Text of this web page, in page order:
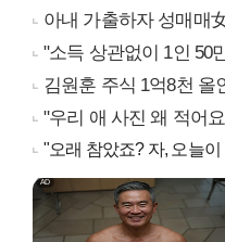
아내 가출하자 성매매
"소득 상관없이 1인 50
김원훈 주식 1억8천
"우리 애 사진 왜 적어
"오래 참았죠? 자, 오늘